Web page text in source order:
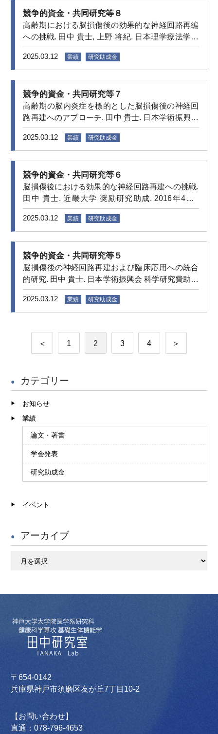
競争的資金・共同研究等８
高齢期における脳損傷後の効果的な神経回路再編
への挑戦. 田中 貴士, 上野 将紀. 日本理学療法学会
連合 理学療法にかかわる研究助成. 2019年4月–
2020年3月
2025.03.12 業績 研究助成金
競争的資金・共同研究等７
高齢期の脳内炎症を標的とした脳損傷後の神経回
路再建へのアプローチ. 田中 貴士. 日本学術振興会
科学研究費助成事業 若手研究 (B). 2017年4月–
2020年3月
2025.03.12 業績 研究助成金
競争的資金・共同研究等６
脳損傷後における効果的な神経回路再建への挑戦.
田中 貴士. 近畿大学 奨励研究助成. 2016年4月–
2017年3月
2025.03.12
業績 研究助成金
競争的資金・共同研究等５
脳損傷後の神経回路再建および臨床応用への統合
的研究. 田中 貴士. 日本学術振興会 科学研究費助成
事業 若手研究 (B). 2015年4月–2017年3月
2025.03.12
業績 研究助成金
ペ
ジ
＜ 1 2 3 4 ＞
カテゴリー
お知らせ
業績
論文・著書
学会発表
研究助成金
イベント
アーカイブ
〒654-0142
兵庫県神戸市須磨区友が丘7丁目10-2
【お問い合わせ】
直通：078-796-4653